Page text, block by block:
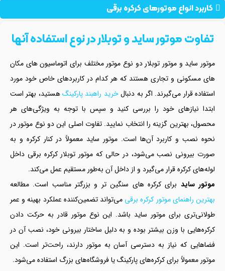
کاربرد انواع موتورهای کرکره برقی
تفاوت موتور ساید و توبلار در نوع استفاده آنها
موتور ساید و موتور توبلار دو نوع موتور مختلف برای اتوماسیون های مکان
های مسکونی و تجاری هستند که هر کدام در کاربردهای خاص خود مورد
استفاده قرار می‌گیرند. اگر به دنبالخرید راهبند پارکینگهستید، بهتر است
ابتدا نیازهای خود را بررسی کنید و سپس با توجه به ویژگی‌های هر
محصول، بهترین گزینه را انتخاب نمایید. تفاوت اصلی این دو نوع موتور در
نحوه نصب و کاربرد آن‌ها است. موتور ساید معمولاً در کنار کرکره و به‌
صورت بیرونی نصب می‌شود، در حالی که موتور توبلار کرکره برقی داخل
لوله‌های کرکره قرار می‌گیرد و از داخل آن به‌طور مستقیم عمل می‌کند.
موتور سایدبرای کرکره‌ های سنگین‌ تر و بزرگتر مناسب است. مطالعه
بهترین راهنمای موتور کرکره برقیمی‌تواند تضمین‌کننده عملکرد بهینه و عمر
طولانی‌تری برای موتور ساید باشد. این نوع موتور قادر به حرکت دادن
کرکره‌هایی با وزن بیشتر بوده و به دلیل ساختار بیرونی خود، نصب آن در
فضاهایی که نیاز به دسترسی آسان به موتور دارند، راحت‌تر است. این
موتور معمولاً برای کرکره‌های پارکینگ یا فروشگاه‌های بزرگ استفاده می‌شود.